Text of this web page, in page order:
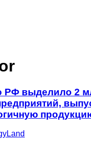
РФ выделило 2